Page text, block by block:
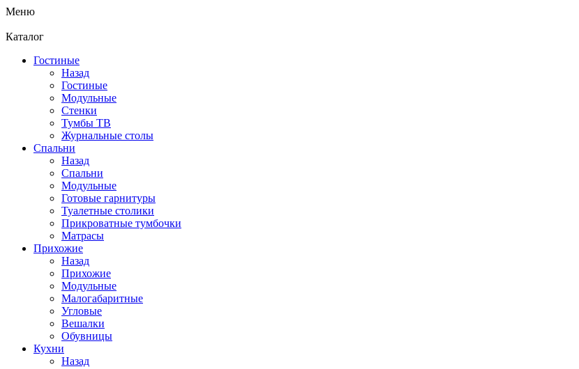
Меню
Каталог
Гостиные
Назад
Гостиные
Модульные
Стенки
Тумбы ТВ
Журнальные столы
Спальни
Назад
Спальни
Модульные
Готовые гарнитуры
Туалетные столики
Прикроватные тумбочки
Матрасы
Прихожие
Назад
Прихожие
Модульные
Малогабаритные
Угловые
Вешалки
Обувницы
Кухни
Назад